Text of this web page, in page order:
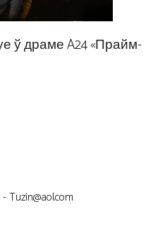
ў драме A24 «Прайм-
-Tuzin@aol.com